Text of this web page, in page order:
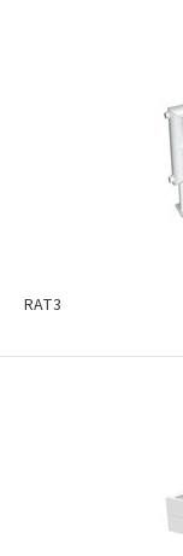
RAT3